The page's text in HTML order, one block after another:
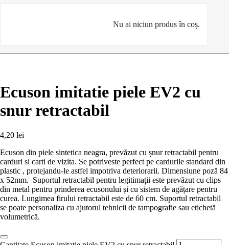
Nu ai niciun produs în coș.
Ecuson imitatie piele EV2 cu
snur retractabil
4,20 lei
Ecuson din piele sintetica neagra, prevăzut cu șnur retractabil pentru
carduri si carti de vizita. Se potriveste perfect pe cardurile standard din
plastic , protejandu-le astfel impotriva deteriorarii. Dimensiune poză 84
x 52mm. Suportul retractabil pentru legitimații este prevăzut cu clips
din metal pentru prinderea ecusonului și cu sistem de agățare pentru
curea. Lungimea firului retractabil este de 60 cm. Suportul retractabil
se poate personaliza cu ajutorul tehnicii de tampografie sau etichetă
volumetrică.